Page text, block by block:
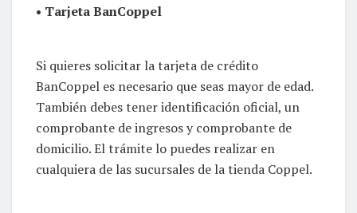
• Tarjeta BanCoppel
Si quieres solicitar la tarjeta de crédito
BanCoppel es necesario que seas mayor de edad.
También debes tener identificación oficial, un
comprobante de ingresos y comprobante de
domicilio. El trámite lo puedes realizar en
cualquiera de las sucursales de la tienda Coppel.